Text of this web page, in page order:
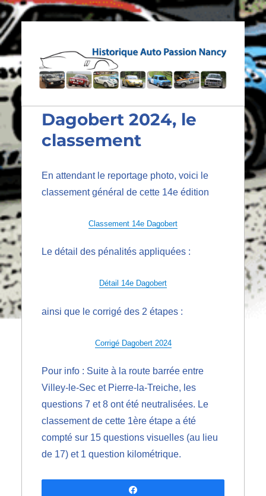
Historique Auto Passion
Nancy
Dagobert 2024, le
classement
En attendant le reportage photo, voici le
classement général de cette 14e édition
Classement 14e Dagobert
Le détail des pénalités appliquées :
Détail 14e Dagobert
ainsi que le corrigé des 2 étapes :
Corrigé Dagobert 2024
Pour info : Suite à la route barrée entre
Villey-le-Sec et Pierre-la-Treiche, les
questions 7 et 8 ont été neutralisées. Le
classement de cette 1ère étape a été
compté sur 15 questions visuelles (au lieu
de 17) et 1 question kilométrique.